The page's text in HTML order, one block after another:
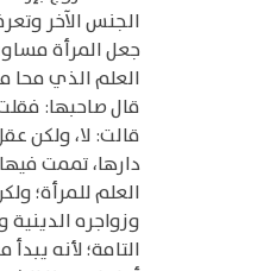
الجنس الآخر
جعل المرأة
العلم الذي محا
قال صاحبها:
قالت: لا، ولكن
دارها، تممت
العلم للمرأة؛
وزواجره
التامة؛ لأنه يبدأ